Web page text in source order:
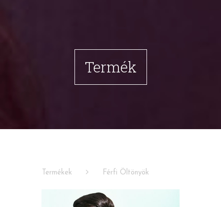
Termék
Termékek Férfi Öltönyök